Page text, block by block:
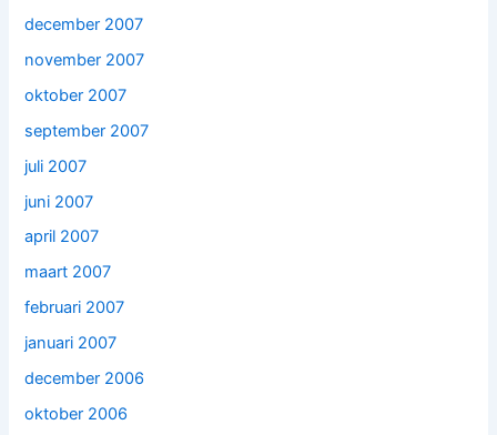
december 2007
november 2007
oktober 2007
september 2007
juli 2007
juni 2007
april 2007
maart 2007
februari 2007
januari 2007
december 2006
oktober 2006